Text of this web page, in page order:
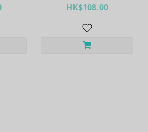
HK$108.00